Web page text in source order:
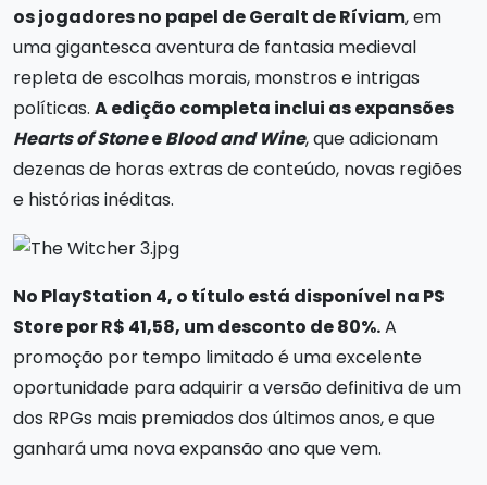
os jogadores no papel de Geralt de Ríviam, em
uma gigantesca aventura de fantasia medieval
repleta de escolhas morais, monstros e intrigas
políticas. A edição completa inclui as expansões
Hearts of StoneeBlood and Wine, que adicionam
dezenas de horas extras de conteúdo, novas regiões
e histórias inéditas.
No PlayStation 4, o título está disponível na PS
Store por R$ 41,58, um desconto de 80%.A
promoção por tempo limitado é uma excelente
oportunidade para adquirir a versão definitiva de um
dos RPGs mais premiados dos últimos anos, e que
ganhará uma nova expansão ano que vem.